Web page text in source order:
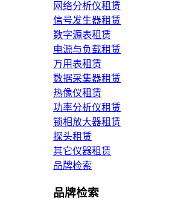
网络分析仪租赁
信号发生器租赁
数字源表租赁
电源与负载租赁
万用表租赁
数据采集器租赁
热像仪租赁
功率分析仪租赁
锁相放大器租赁
探头租赁
其它仪器租赁
品牌检索
品牌检索